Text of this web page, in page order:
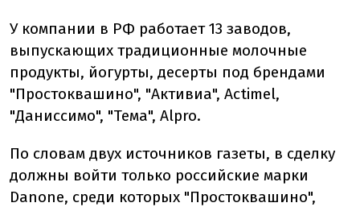
У компании в РФ работает 13 заводов,
выпускающих традиционные молочные
продукты, йогурты, десерты под брендами
"Простоквашино", "Активиа", Actimel,
"Даниссимо", "Тема", Alpro.
По словам двух источников газеты, в сделку
должны войти только российские марки
Danone, среди которых "Простоквашино",